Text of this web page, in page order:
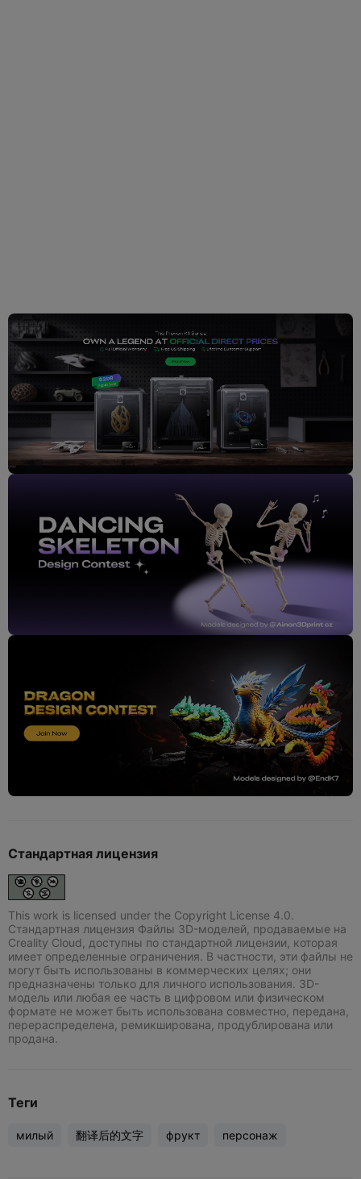
Стандартная лицензия
This work is licensed under the Copyright License 4.0.
Стандартная лицензия Файлы 3D-моделей, продаваемые на
Creality Cloud, доступны по стандартной лицензии, которая
имеет определенные ограничения. В частности, эти файлы не
могут быть использованы в коммерческих целях; они
предназначены только для личного использования. 3D-
модель или любая ее часть в цифровом или физическом
формате не может быть использована совместно, передана,
перераспределена, ремикширована, продублирована или
продана.
Теги
милый 翻译后的文字 фрукт персонаж